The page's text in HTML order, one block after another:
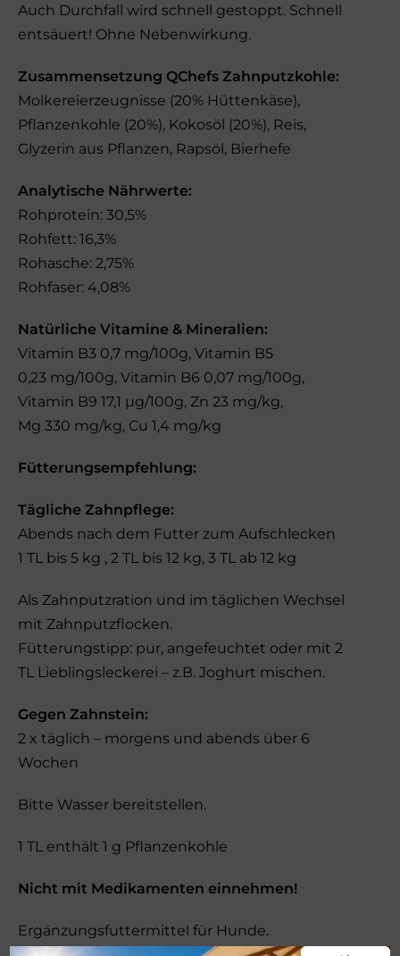
Auch Durchfall wird schnell gestoppt. Schnell
entsäuert! Ohne Nebenwirkung.
Zusammensetzung QChefs Zahnputzkohle:
Molkereierzeugnisse (20% Hüttenkäse),
Pflanzenkohle (20%), Kokosöl (20%), Reis,
Glyzerin aus Pflanzen, Rapsöl, Bierhefe
Analytische Nährwerte:
Rohprotein: 30,5%
Rohfett: 16,3%
Rohasche: 2,75%
Rohfaser: 4,08%
Natürliche Vitamine & Mineralien:
Vitamin B3 0,7 mg/100g, Vitamin B5
0,23 mg/100g, Vitamin B6 0,07 mg/100g,
Vitamin B9 17,1 µg/100g, Zn 23 mg/kg,
Mg 330 mg/kg, Cu 1,4 mg/kg
Fütterungsempfehlung:
Tägliche Zahnpflege:
Abends nach dem Futter zum Aufschlecken
1 TL bis 5 kg , 2 TL bis 12 kg, 3 TL ab 12 kg
Als Zahnputzration und im täglichen Wechsel
mit Zahnputzflocken.
Fütterungstipp: pur, angefeuchtet oder mit 2
TL Lieblingsleckerei – z.B. Joghurt mischen.
Gegen Zahnstein:
2 x täglich – morgens und abends über 6
Wochen
Bitte Wasser bereitstellen.
1 TL enthält 1 g Pflanzenkohle
Nicht mit Medikamenten einnehmen!
Ergänzungsfuttermittel für Hunde.